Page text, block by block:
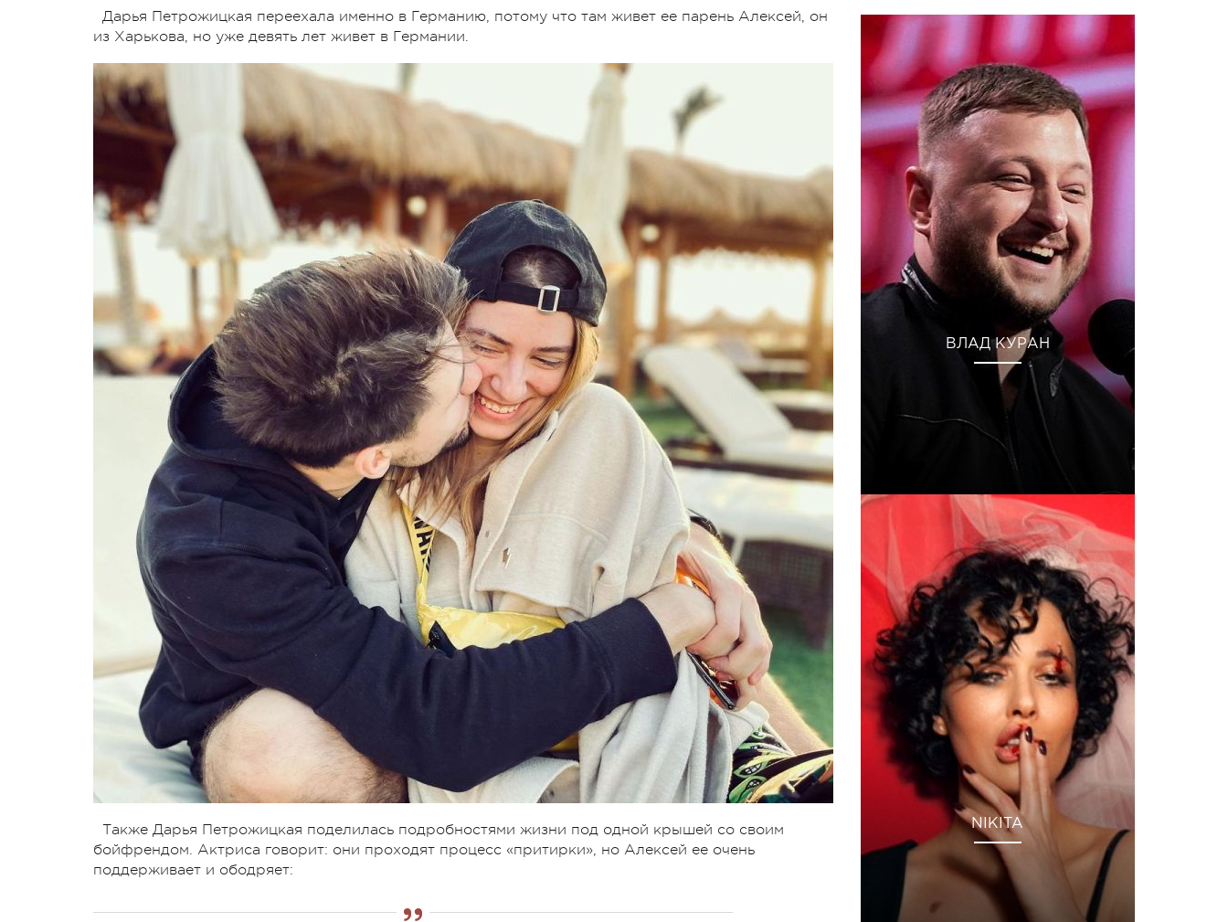
Дарья Петрожицкая переехала именно в Германию, потому что там живет ее парень Алексей, он
из Харькова, но уже девять лет живет в Германии.
Также Дарья Петрожицкая поделилась подробностями жизни под одной крышей со своим
бойфрендом. Актриса говорит: они проходят процесс «притирки», но Алексей ее очень
поддерживает и ободряет:
ВЛАД КУРАН
NIKITA